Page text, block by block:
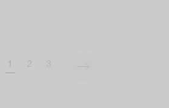
1 2 3